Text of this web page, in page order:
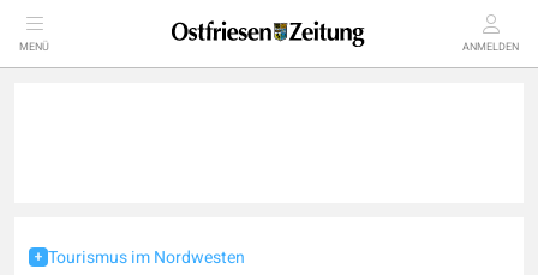
MENÜ ANMELDEN
Tourismus im Nordwesten